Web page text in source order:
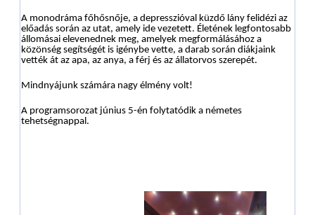
A monodráma főhősnője, a depresszióval küzdő lány felidézi az
előadás során az utat, amely ide vezetett. Életének legfontosabb
állomásai elevenednek meg, amelyek megformálásához a
közönség segítségét is igénybe vette, a darab során diákjaink
vették át az apa, az anya, a férj és az állatorvos szerepét.
Mindnyájunk számára nagy élmény volt!
A programsorozat június 5-én folytatódik a németes
tehetségnappal.